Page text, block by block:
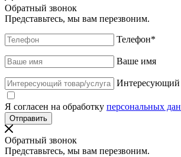
Обратный звонок
Представьтесь, мы вам перезвоним.
Телефон*
Ваше имя
Интересующий
Я согласен на обработку персональных
Обратный звонок
Представьтесь, мы вам перезвоним.